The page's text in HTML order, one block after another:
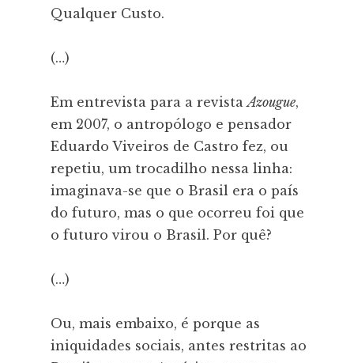
Qualquer Custo.
(…)
Em entrevista para a revistaAzougue,
em 2007, o antropólogo e pensador
Eduardo Viveiros de Castro fez, ou
repetiu, um trocadilho nessa linha:
imaginava-se que o Brasil era o país
do futuro, mas o que ocorreu foi que
o futuro virou o Brasil. Por quê?
(…)
Ou, mais embaixo, é porque as
iniquidades sociais, antes restritas ao